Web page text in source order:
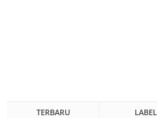
TERBARU LABEL